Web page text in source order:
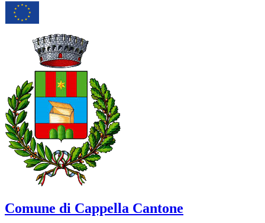
Comune di Cappella Cantone